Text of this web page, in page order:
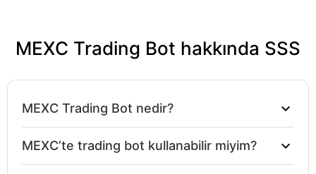
MEXC Trading Bot hakkında SSS
MEXC Trading Bot nedir?
girmek yerine MEXC stratejilerini otomatik olarak
yürütmesine yardımcı olan bir otomasyon aracıdır.
MEXC’te trading bot kullanabilir miyim?